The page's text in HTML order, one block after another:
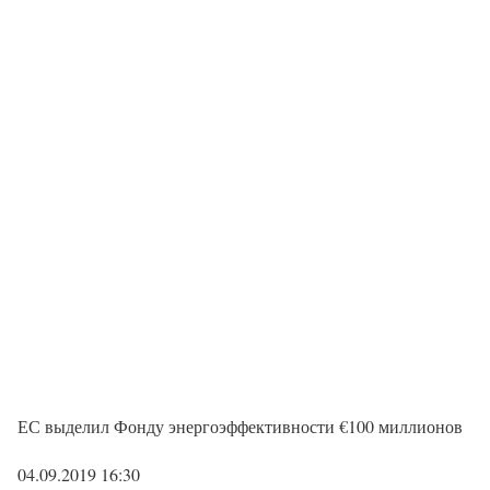
ЕС выделил Фонду энергоэффективности €100 миллионов
04.09.2019 16:30